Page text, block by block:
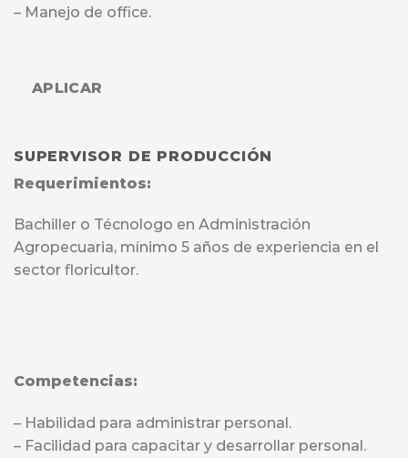
– Manejo de office.
APLICAR
SUPERVISOR DE PRODUCCIÓN
Requerimientos:
Bachiller o Técnologo en Administración
Agropecuaria, mínimo 5 años de experiencia en el
sector floricultor.
Competencias:
– Habilidad para administrar personal.
– Facilidad para capacitar y desarrollar personal.